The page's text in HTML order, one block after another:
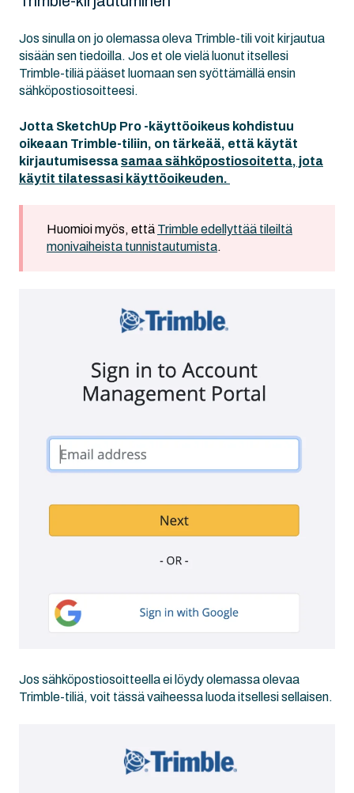
Jos sinulla on jo olemassa oleva Trimble-tili voit kirjautua
sisään sen tiedoilla. Jos et ole vielä luonut itsellesi
Trimble-tiliä pääset luomaan sen syöttämällä ensin
sähköpostiosoitteesi.
Jotta SketchUp Pro -käyttöoikeus kohdistuu
oikeaan Trimble-tiliin, on tärkeää, että käytät
kirjautumisessasamaa sähköpostiosoitetta, jota
käytit tilatessasi käyttöoikeuden.
Huomioi myös, että Trimble edellyttää tileiltä
monivaiheista tunnistautumista.
Jos sähköpostiosoitteella ei löydy olemassa olevaa
Trimble-tiliä, voit tässä vaiheessa luoda itsellesi sellaisen.